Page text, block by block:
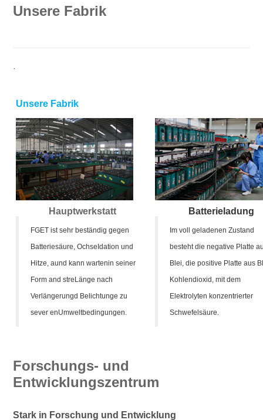
Unsere Fabrik
·
Unsere Fabrik
Hauptwerkstatt
FGET ist sehr beständig gegen
Batteriesäure, Ochse Idationund
Hitze, aund kann wartenin seiner
Formand stre Länge nach
Verlängerungd Belichtunge zu
sever enUmweltbedingungen.
Batterieladung
Im voll geladenen Zustand
besteht die negative Platte
Blei, die positive Platte aus
Kohlendioxid, mit dem
Elektrolyten konzentrierter
Schwefelsäure.
Forschungs- und
Entwicklungszentrum
Stark in Forschung und Entwicklung